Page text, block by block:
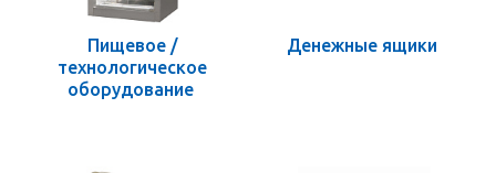
Пищевое /
технологическое
оборудование
Денежные ящики